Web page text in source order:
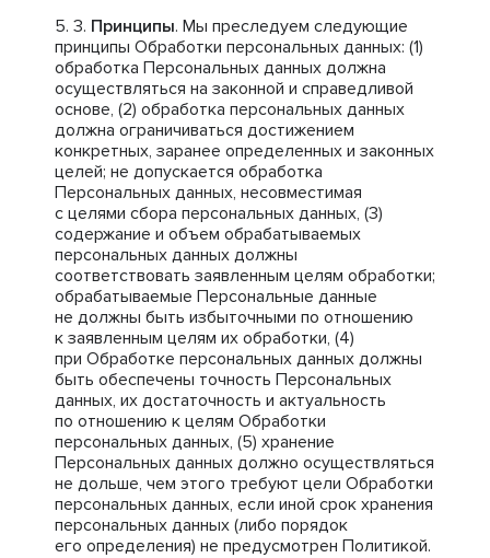
Принципы. Мы преследуем следующие
принципы Обработки персональных данных: (1)
обработка Персональных данных должна
осуществляться на законной и справедливой
основе, (2) обработка персональных данных
должна ограничиваться достижением
конкретных, заранее определенных и законных
целей; не допускается обработка
Персональных данных, несовместимая
с целями сбора персональных данных, (3)
содержание и объем обрабатываемых
персональных данных должны
соответствовать заявленным целям обработки;
обрабатываемые Персональные данные
не должны быть избыточными по отношению
к заявленным целям их обработки, (4)
при Обработке персональных данных должны
быть обеспечены точность Персональных
данных, их достаточность и актуальность
по отношению к целям Обработки
персональных данных, (5) хранение
Персональных данных должно осуществляться
не дольше, чем этого требуют цели Обработки
персональных данных, если иной срок хранения
персональных данных (либо порядок
его определения) не предусмотрен Политикой.